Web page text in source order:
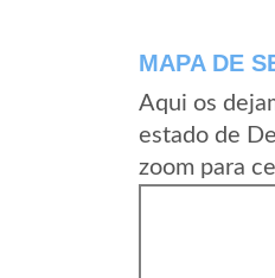
MAPA DE
Aqui os
estado de
zoom para